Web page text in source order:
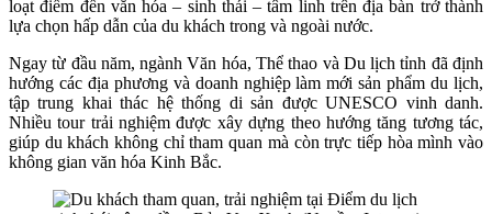
loạt điểm đến văn hóa – sinh thái – tâm linh trên địa bàn trở thành
lựa chọn hấp dẫn của du khách trong và ngoài nước.
Ngay từ đầu năm, ngành Văn hóa, Thể thao và Du lịch tỉnh đã định
hướng các địa phương và doanh nghiệp làm mới sản phẩm du lịch,
tập trung khai thác hệ thống di sản được UNESCO vinh danh.
Nhiều tour trải nghiệm được xây dựng theo hướng tăng tương tác,
giúp du khách không chỉ tham quan mà còn trực tiếp hòa mình vào
không gian văn hóa Kinh Bắc.